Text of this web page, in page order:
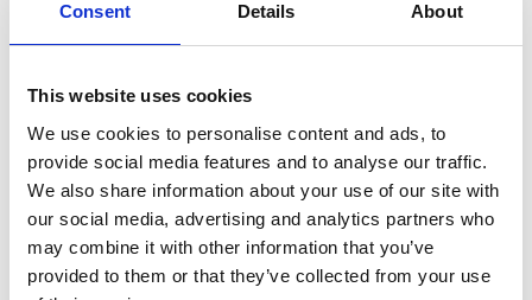
Consent Details About
This website uses cookies
We use cookies to personalise content and ads, to
provide social media features and to analyse our traffic.
We also share information about your use of our site with
our social media, advertising and analytics partners who
may combine it with other information that you’ve
provided to them or that they’ve collected from your use
protection des données (RGPD), vous disposez d’un droit
d’accès, de rectification, de suppression et d’opposition sur
info@ecoleinterface.com.
Les données collectées ne sont pas transmises à des tiers
sans votre consentement préalable, sauf si la loi l’exige.
4. Cookies